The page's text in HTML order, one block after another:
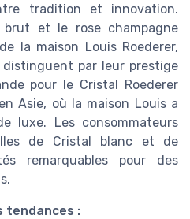
tradition et innovation.
et le rose champagne
la maison Louis Roederer,
par leur prestige
pour le Cristal Roederer
Asie, où la maison Louis a
luxe. Les consommateurs
de Cristal blanc et de
remarquables pour des
tendances :